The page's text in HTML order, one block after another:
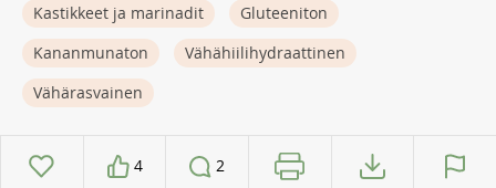
Kastikkeet ja marinadit
Gluteeniton
Kananmunaton
Vähähiilihydraattinen
Vähärasvainen
4 2